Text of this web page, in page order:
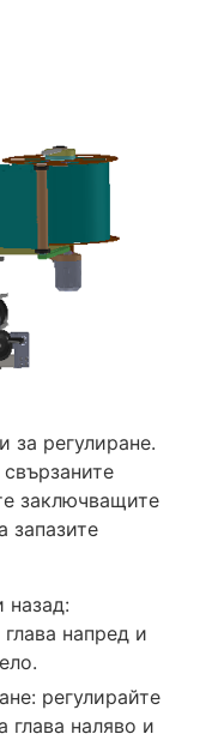
за регулиране.
заключващите
запазите
назад:
напред и
регулирайте
глава наляво и